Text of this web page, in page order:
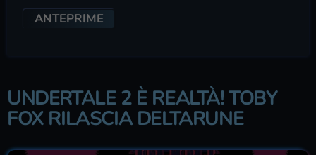
ANTEPRIME
UNDERTALE 2 È REALTÀ! TOBY
FOX RILASCIA DELTARUNE